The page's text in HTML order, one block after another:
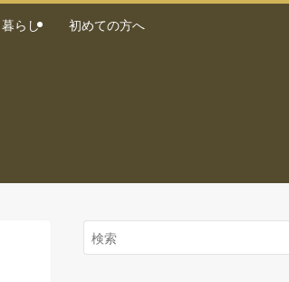
暮らし 初めての方へ